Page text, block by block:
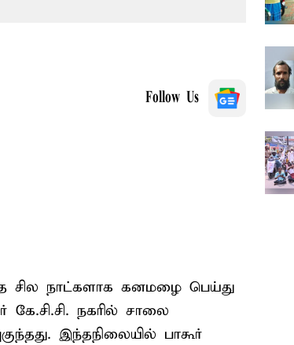
Follow Us
சில நாட்களாக கனமழை பெய்து
நகரில் சாலை
இந்தநிலையில் பாகூர்